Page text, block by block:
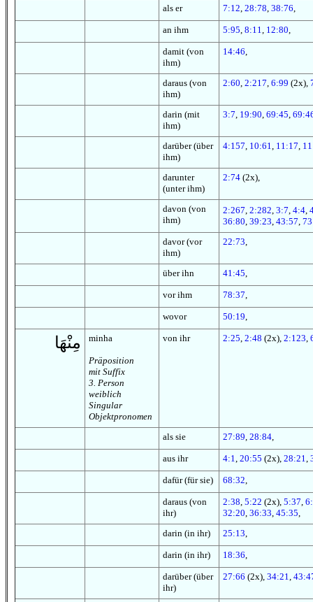
als er 7:12, 28:78, 38:76,
an ihm 5:95, 8:11, 12:80,
damit (von
ihm)
14:46,
daraus (von
ihm)
2:60, 2:217, 6:99 (2x),
darin (mit
ihm)
3:7, 19:90, 69:45,
darüber (über
ihm)
4:157, 10:61, 11:17,
darunter
(unter ihm)
2:74 (2x),
davon (von
ihm)
2:267, 2:282, 3:7, 4:4,
36:80, 39:23, 43:57,
davor (vor
ihm)
22:73,
über ihn 41:45,
vor ihm 78:37,
wovor 50:19,
مِنْهَا minha
Präposition
mit Suffix
3. Person
weiblich
Singular
Objektpronomen
von ihr 2:25, 2:48 (2x), 2:123,
als sie 27:89, 28:84,
aus ihr 4:1, 20:55 (2x), 28:21,
dafür (für sie) 68:32,
daraus (von
ihr)
2:38, 5:22 (2x), 5:37,
32:20, 36:33, 45:35,
darin (in ihr)
25:13,
darin (in ihr) 18:36,
darüber (über
ihr)
27:66 (2x), 34:21,